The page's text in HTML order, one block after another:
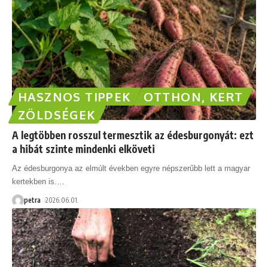
HASZNOS TIPPEK
OTTHON, KERT
ZÖLDSÉGEK
A legtöbben rosszul termesztik az édesburgonyát: ezt
a hibát szinte mindenki elköveti
Az édesburgonya az elmúlt években egyre népszerűbb lett a magyar
kertekben is.
petra 2026.06.01.